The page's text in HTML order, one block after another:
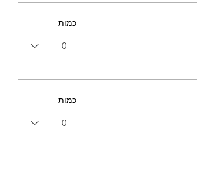
כמות
0
כמות
0